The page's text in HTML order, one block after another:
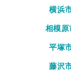
横浜
相模原
平塚
藤沢